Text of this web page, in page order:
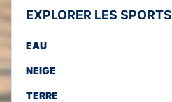
EXPLORER LES SPORTS
EAU
NEIGE
TERRE